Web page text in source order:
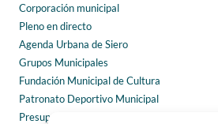
Corporación municipal
Pleno en directo
Agenda Urbana de Siero
Grupos Municipales
Fundación Municipal de Cultura
Patronato Deportivo Municipal
Presupuestos municipales